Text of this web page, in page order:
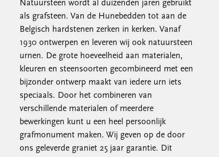
Natuursteen wordt al duizenden jaren gebruikt
als grafsteen. Van de Hunebedden tot aan de
Belgisch hardstenen zerken in kerken. Vanaf
1930 ontwerpen en leveren wij ook natuursteen
urnen. De grote hoeveelheid aan materialen,
kleuren en steensoorten gecombineerd met een
bijzonder ontwerp maakt van iedere urn iets
speciaals. Door het combineren van
verschillende materialen of meerdere
bewerkingen kunt u een heel persoonlijk
grafmonument maken. Wij geven op de door
ons geleverde graniet 25 jaar garantie. Dit